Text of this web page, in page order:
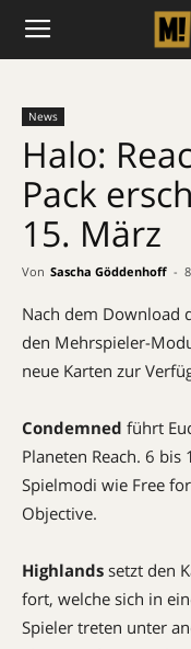
News
Halo:
Pack
15. März
Von Sascha Göddenhoff -
Nach dem Download
den Mehrspieler-
neue Karten zur
Condemned führt
Planeten Reach. 6
Spielmodi wie Free
Objective.
Highlands setzt den
fort, welche sich in
Spieler treten unter